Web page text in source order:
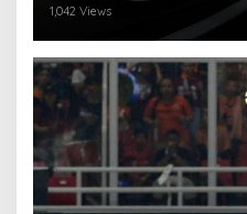
1,042 Views